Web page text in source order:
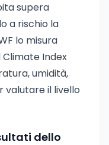
supera
a rischio la
lo misura
Index
umidità,
valutare il livello
dello